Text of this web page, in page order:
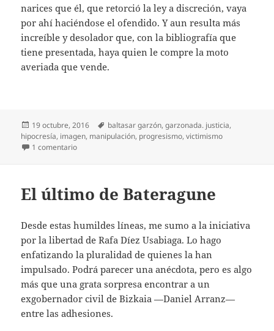
narices que él, que retorció la ley a discreción, vaya
por ahí haciéndose el ofendido. Y aun resulta más
increíble y desolador que, con la bibliografía que
tiene presentada, haya quien le compre la moto
averiada que vende.
Publicado
el
19 octubre, 2016 Etiquetas
baltasar garzón,garzonada. justicia,
hipocresía, imagen, manipulación, progresismo,victimismo
1 comentarioen La madre de Garzón
El último de Bateragune
Desde estas humildes líneas, me sumo a la iniciativa
por la libertad de Rafa Díez Usabiaga. Lo hago
enfatizando la pluralidad de quienes la han
impulsado. Podrá parecer una anécdota, pero es algo
más que una grata sorpresa encontrar a un
exgobernador civil de Bizkaia —Daniel Arranz—
entre las adhesiones.